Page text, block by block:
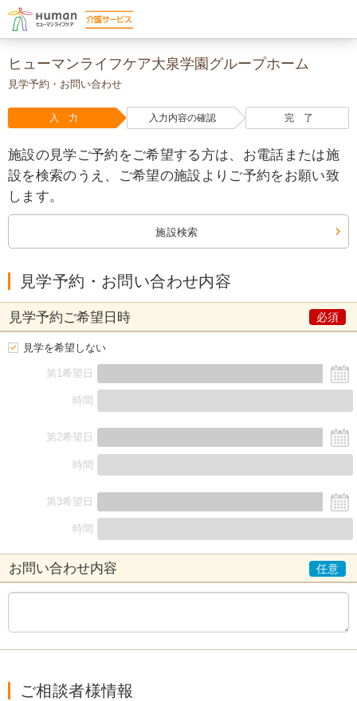
ヒューマンライフケア大泉学園グループホーム
見学予約・お問い合わせ
入 力 入力内容の確認 完 了
施設の見学ご予約をご希望する方は、お電話または施
設を検索のうえ、ご希望の施設よりご予約をお願い致
します。
施設検索
見学予約・お問い合わせ内容
見学予約ご希望日時
見学を希望しない
第1希望日
時間
第2希望日
時間
第3希望日
時間
お問い合わせ内容
ご相談者様情報